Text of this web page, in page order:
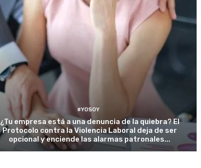
#YOSOY
¿Tu empresa está a una denuncia de la quiebra? El
Protocolo contra la Violencia Laboral deja de ser
opcional y enciende las alarmas patronales...